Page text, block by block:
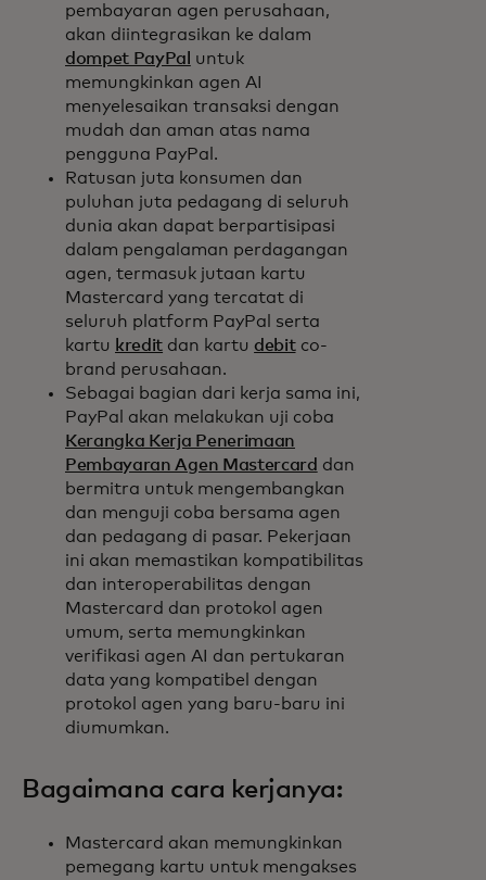
pembayaran agen perusahaan,
akan diintegrasikan ke dalam
dompet PayPal
untuk
memungkinkan agen AI
menyelesaikan transaksi dengan
mudah dan aman atas nama
pengguna PayPal.
Ratusan juta konsumen dan
puluhan juta pedagang di seluruh
dunia akan dapat berpartisipasi
dalam pengalaman perdagangan
agen, termasuk jutaan kartu
Mastercard yang tercatat di
seluruh platform PayPal serta
kartu kredit dan kartu debitco-
brand perusahaan.
Sebagai bagian dari kerja sama ini,
PayPal akan melakukan uji coba
Kerangka Kerja Penerimaan
Pembayaran Agen Mastercard dan
bermitra untuk mengembangkan
dan menguji coba bersama agen
dan pedagang di pasar. Pekerjaan
ini akan memastikan kompatibilitas
dan interoperabilitas dengan
Mastercard dan protokol agen
umum, serta memungkinkan
verifikasi agen AI dan pertukaran
data yang kompatibel dengan
protokol agen yang baru-baru ini
diumumkan.
Bagaimana cara kerjanya:
Mastercard akan memungkinkan
pemegang kartu untuk mengakses